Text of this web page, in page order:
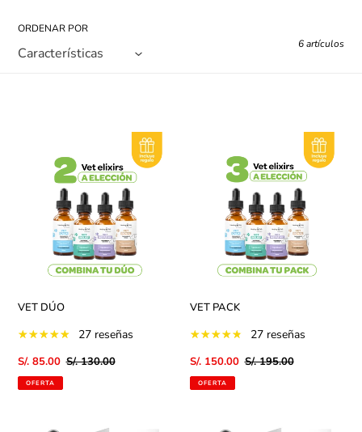
ORDENAR POR
6 artículos
VET DÚO
27 reseñas
Precio
de
venta
S/. 85.00 Precio
S/. 130.00
OFERTA
VET PACK
27 reseñas
Precio
de
venta
S/. 150.00 Precio
S/. 195.00
OFERTA